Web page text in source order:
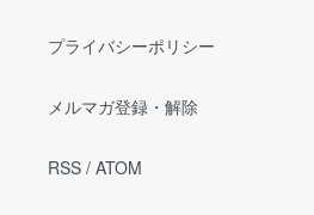
プライバシーポリシー
メルマガ登録・解除
RSS / ATOM